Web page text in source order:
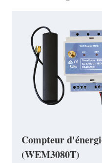
Compteur
(WEM3080T)